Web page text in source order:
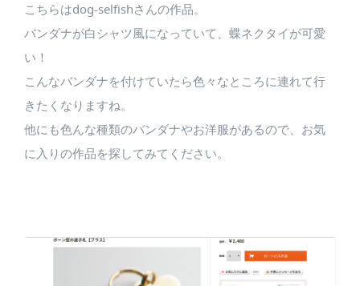
こちらはdog-selfishさんの作品。
バンダナが白シャツ風になっていて、蝶ネクタイが可愛
い！
こんなバンダナを付けていたら色々なところに連れて行
きたくなりますね。
他にも色んな種類のバンダナやお洋服があるので、お気
に入りの作品を探してみてください。